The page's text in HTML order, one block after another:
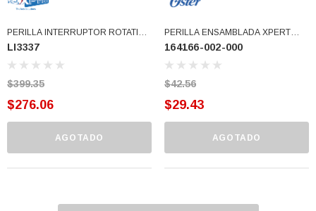
PERILLA INTERRUPTOR ROTATIVO
OSTER (LI3337)
LI3337
$399.35
$276.06
AGOTADO
PERILLA ENSAMBLADA XPERT
(164166-002-000)
164166-002-000
$42.56
$29.43
AGOTADO